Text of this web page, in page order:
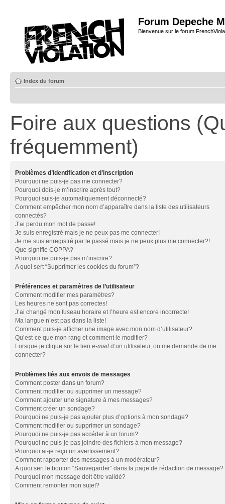
Forum Depeche
Bienvenue sur le forum
Index du forum
Foire aux questions
fréquemment)
Problèmes d’identification et d’inscription
Pourquoi ne puis-je pas me connecter?
Pourquoi dois-je m’inscrire après tout?
Pourquoi suis-je automatiquement déconnecté?
Comment empêcher mon nom d’apparaître dans la liste des utilisateurs
connectés?
J’ai perdu mon mot de passe!
Je suis enregistré mais je ne peux pas me connecter!
Je me suis enregistré par le passé mais je ne peux plus me connecter?!
Que signifie COPPA?
Pourquoi ne puis-je pas m’inscrire?
A quoi sert “Supprimer les cookies du forum”?
Préférences et paramètres de l’utilisateur
Comment modifier mes paramètres?
Les heures ne sont pas correctes!
J’ai changé mon fuseau horaire et l’heure est encore incorrecte!
Ma langue n’est pas dans la liste!
Comment puis-je afficher une image avec mon nom d’utilisateur?
Qu’est-ce que mon rang et comment le modifier?
Lorsque je clique sur le lien e-mail d’un utilisateur, on me demande de me
connecter?
Problèmes liés aux envois de messages
Comment poster dans un forum?
Comment modifier ou supprimer un message?
Comment ajouter une signature à mes messages?
Comment créer un sondage?
Pourquoi ne puis-je pas ajouter plus d’options à mon sondage?
Comment modifier ou supprimer un sondage?
Pourquoi ne puis-je pas accéder à un forum?
Pourquoi ne puis-je pas joindre des fichiers à mon message?
Pourquoi ai-je reçu un avertissement?
Comment rapporter des messages à un modérateur?
A quoi sert le bouton “Sauvegarder” dans la page de rédaction de message?
Pourquoi mon message doit être validé?
Comment remonter mon sujet?